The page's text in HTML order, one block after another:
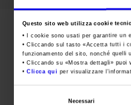
Questo sito web utilizza cookie
• I cookie sono usati per garantire un
• Cliccando sul tasto «Accetta tutti i
funzionamento del sito, nonché quelli
• Cliccando su «Mostra dettagli» puoi
•Clicca qui per visualizzare
Necessari